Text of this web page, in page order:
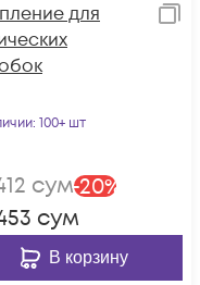
для
: 100+ шт
сум-20%
сум
В корзину